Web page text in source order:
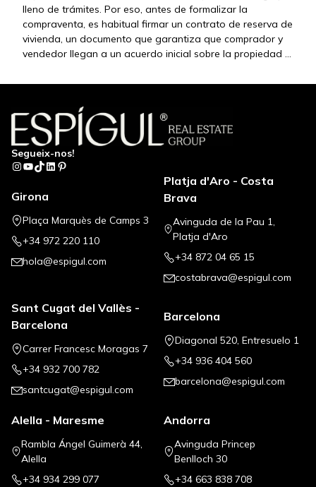
lleno de trámites. Por eso, antes de formalizar la
compraventa, es habitual firmar un contrato de reserva de
vivienda, un documento que garantiza que comprador y
vendedor llegan a un acuerdo inicial sobre la propiedad y
Segueix-nos!
Instagram
YouTube
TikTok
LinkedIn
Pinterest
Girona
Plaça Marquès de Camps 3
+34 972 220 110
hola@espigul.com
Platja d'Aro - Costa
Brava
Avinguda de la Pau 1,
Platja d'Aro
+34 872 04 65 15
costabrava@espigul.com
Sant Cugat del Vallès -
Barcelona
Carrer Francesc Moragas 7
+34 932 700 782
santcugat@espigul.com
Barcelona
Diagonal 520, Entresuelo 1
+34 936 404 560
barcelona@espigul.com
Alella - Maresme
Rambla Ángel Guimerà 44,
Alella
+34 934 299 077
Andorra
Avinguda Princep
Benlloch 30
+34 663 838 708